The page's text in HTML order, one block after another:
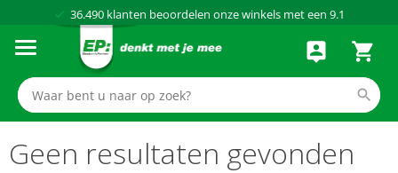
36.490 klanten beoordelen onze winkels met een 9.1
Al meer dan
dé elektronicaspecialist
Achteraf betalen via Klarna
Geen resultaten gevonden